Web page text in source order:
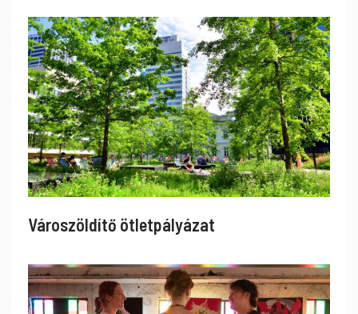
Városzöldítő ötletpályázat